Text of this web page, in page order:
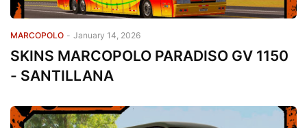
MARCOPOLO - January 14, 2026
SKINS MARCOPOLO PARADISO GV 1150
- SANTILLANA